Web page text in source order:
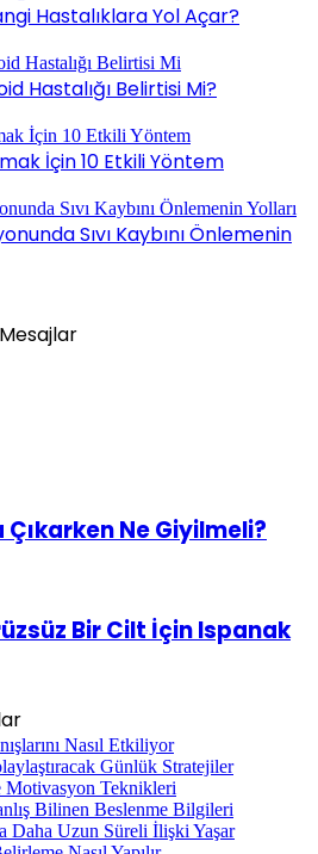
Hastalıklara Yol Açar?
Hastalığı Belirtisi Mi?
İçin 10 Etkili Yöntem
Sıvı Kaybını Önlemenin
Çıkarken Ne Giyilmeli?
Bir Cilt İçin Ispanak